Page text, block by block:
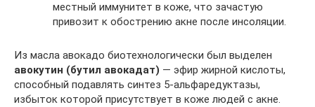
местный иммунитет в коже, что зачастую
привозит к обострению акне после инсоляции.
Из масла авокадо биотехнологически был выделен
авокутин (бутил авокадат) — эфир жирной кислоты,
способный подавлять синтез 5-альфаредуктазы,
избыток которой присутствует в коже людей с акне.